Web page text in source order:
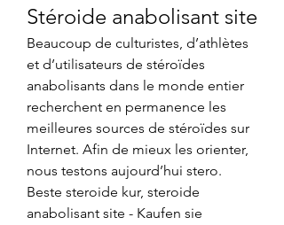
Stéroide anabolisant site
Beaucoup de culturistes, d’athlètes
et d’utilisateurs de stéroïdes
anabolisants dans le monde entier
recherchent en permanence les
meilleures sources de stéroïdes sur
Internet. Afin de mieux les orienter,
nous testons aujourd’hui stero.
Beste steroide kur, steroide
anabolisant site - Kaufen sie